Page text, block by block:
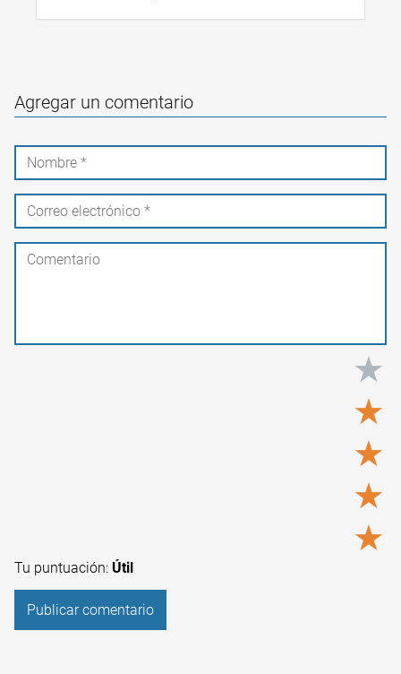
Agregar un comentario
★
★
★
★
★
Tu puntuación: Útil